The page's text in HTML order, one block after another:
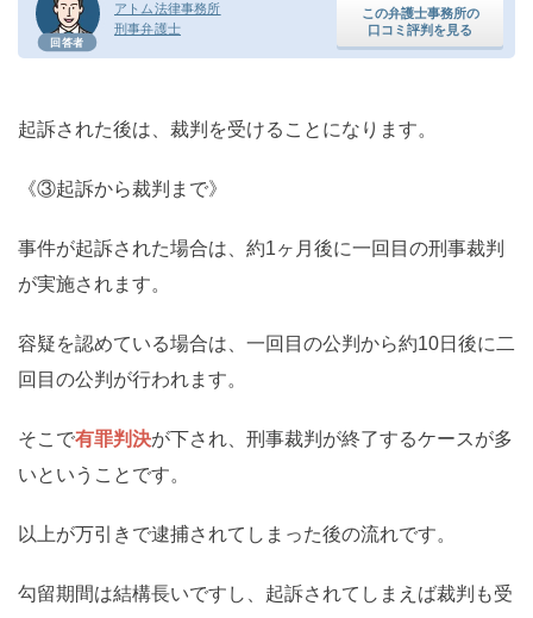
回答者
アトム法律事務所
刑事弁護士
この弁護士事務所の
口コミ評判を見る
起訴された後は、裁判を受けることになります。
《③起訴から裁判まで》
事件が起訴された場合は、約1ヶ月後に一回目の刑事裁判
が実施されます。
容疑を認めている場合は、一回目の公判から約10日後に二
回目の公判が行われます。
そこで有罪判決が下され、刑事裁判が終了するケースが多
いということです。
以上が万引きで逮捕されてしまった後の流れです。
勾留期間は結構長いですし、起訴されてしまえば裁判も受